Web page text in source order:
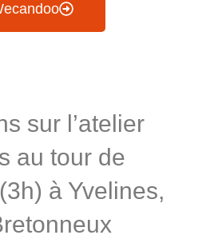
sur l’atelier
au tour de
à Yvelines,